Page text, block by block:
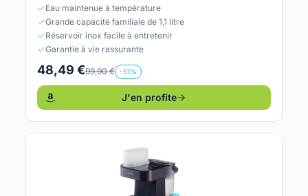
Eau maintenue à température
Grande capacité familiale de 1,1 litre
Réservoir inox facile à entretenir
Garantie à vie rassurante
48,49 €99,90 € -51%
J'en profite